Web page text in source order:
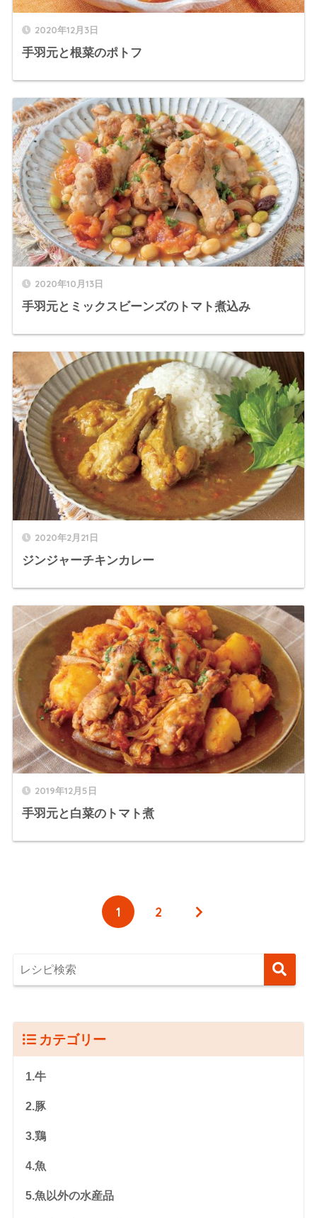
2020年12月3日
手羽元と根菜のポトフ
2020年10月13日
手羽元とミックスビーンズのトマト煮込み
2020年2月21日
ジンジャーチキンカレー
2019年12月5日
手羽元と白菜のトマト煮
1 2
カテゴリー
1.牛
2.豚
3.鶏
4.魚
5.魚以外の水産品